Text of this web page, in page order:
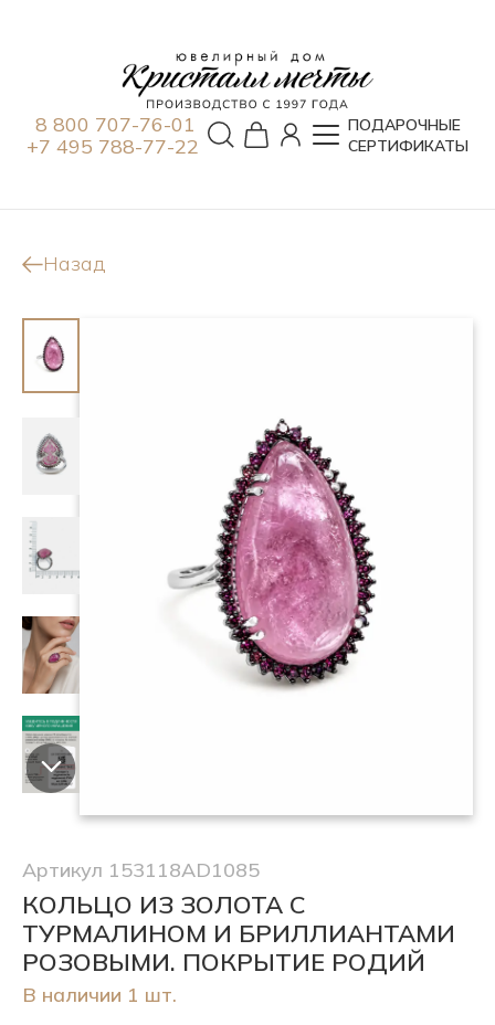
8 800 707-76-01
+7 495 788-77-22
ПОДАРОЧНЫЕ
СЕРТИФИКАТЫ
Назад
Артикул 153118AD1085
КОЛЬЦО ИЗ ЗОЛОТА С
ТУРМАЛИНОМ И БРИЛЛИАНТАМИ
РОЗОВЫМИ. ПОКРЫТИЕ РОДИЙ
В наличии 1 шт.